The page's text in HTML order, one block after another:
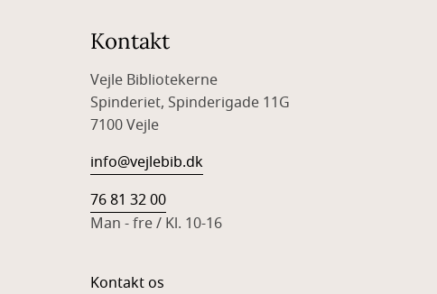
Kontakt
Vejle Bibliotekerne
Spinderiet, Spinderigade 11G
7100 Vejle
info@vejlebib.dk
76 81 32 00
Man - fre / Kl. 10-16
Kontakt os